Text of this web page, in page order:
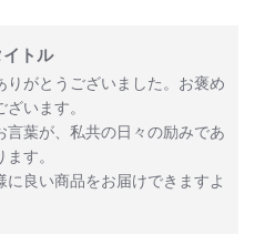
トル
りがとうございました。お褒め
います。
言葉が、私共の日々の励みであ
す。
良い商品をお届けできますよ